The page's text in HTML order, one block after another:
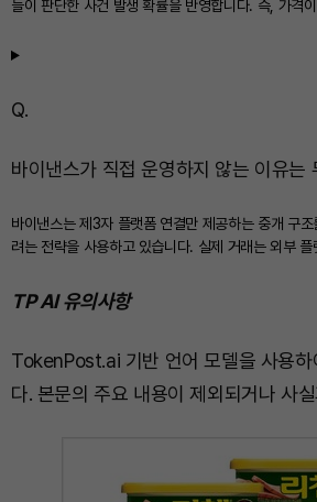
들이 판단한 사건 발생 확률을 반영합니다. 즉, 가격
Q.
바이낸스가 직접 운영하지 않는 이유는
바이낸스는 제3자 플랫폼 연결만 제공하는 중개 구조
려는 전략을 사용하고 있습니다. 실제 거래는 외부
TP AI 유의사항
TokenPost.ai 기반 언어 모델을 사용하
다. 본문의 주요 내용이 제외되거나 사